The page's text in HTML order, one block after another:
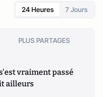
24 Heures 7 Jours
PLUS PARTAGES
vraiment passé
ailleurs